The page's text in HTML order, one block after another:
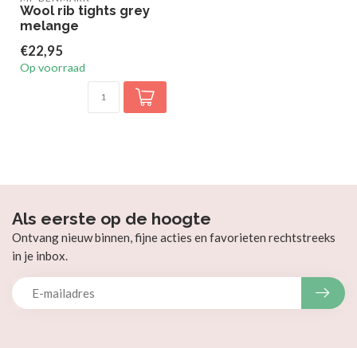
Wool rib tights grey
melange
€22,95
Op voorraad
Als eerste op de hoogte
Ontvang nieuw binnen, fijne acties en favorieten rechtstreeks
in je inbox.